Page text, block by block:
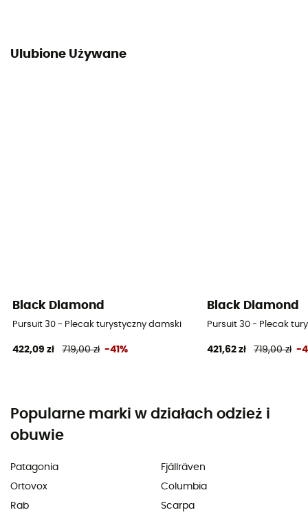
Ulubione Używane
Black Diamond
Pursuit 30 - Plecak turystyczny damski
422,09 zł 719,00 zł -41%
Black Diamond
Pursuit 30 - Plecak
421,62 zł 719,00 zł -
Popularne marki w działach odzież i
obuwie
Patagonia
Ortovox
Rab
Fjällräven
Columbia
Scarpa